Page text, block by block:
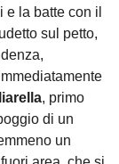
e la batte con il
sul petto,
, primo
di un
un